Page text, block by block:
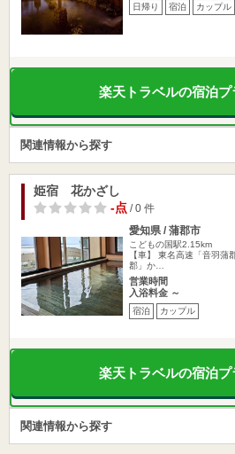
日帰り 宿泊 カップル
楽天トラベルの宿泊プ
関連情報から探す
姫宿 花かざし
-点/ 0 件
愛知県 / 蒲郡市
こどもの国駅2.15km
【車】 東名高速「音羽
郡」か…
営業時間
入浴料金 ～
宿泊 カップル
楽天トラベルの宿泊プ
関連情報から探す